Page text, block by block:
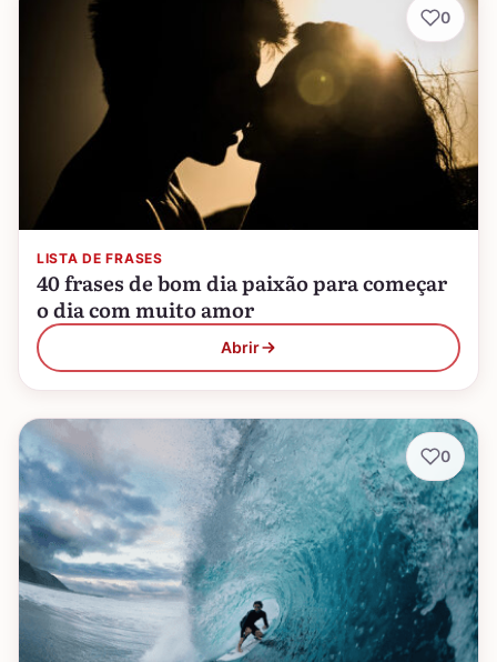
LISTA DE FRASES
40 frases de bom dia paixão para começar
o dia com muito amor
Abrir
0
0